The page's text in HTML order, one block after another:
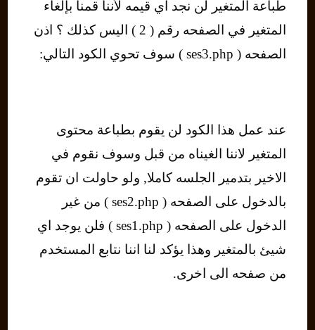
طباعة المتغير لن نجد اي قيمه لأننا قمنا بإلغاء
المتغير في الصفحه رقم ( 2 ) اليس كذلك ؟ اذن
الصفحه ( ses3.php ) سوف تحوي الكود التالي:
عند عمل هذا الكود لن يقوم بطباعة محتوى
المتغير لاننا الغيناه من قبل وسوف نقوم في
الاخير بتدمير الجلسه كاملا, ولو حاولت ان تقوم
بالدخول على الصفحه ( ses2.php ) من غير
الدخول على الصفحه ( ses1.php ) فلن يوجد اي
شيئ بالمتغير وهذا يؤكد لنا اننا نتابع المستخدم
من صفحه الى اخرى.